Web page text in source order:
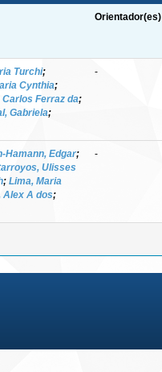
Orientador(es)
Turchi;
Cynthia;
Ferraz da;
Gabriela;
-
Hamann, Edgar;
Ulisses
; Lima, Maria
Alex A dos;
-